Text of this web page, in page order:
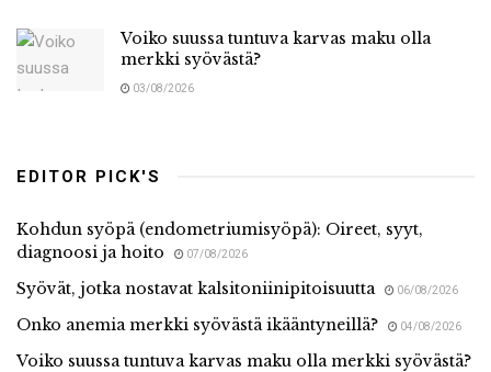
Voiko suussa tuntuva karvas maku olla
merkki syövästä?
03/08/2026
EDITOR PICK'S
Kohdun syöpä (endometriumisyöpä): Oireet, syyt,
diagnoosi ja hoito
07/08/2026
Syövät, jotka nostavat kalsitoniinipitoisuutta 06/08/2026
Onko anemia merkki syövästä ikääntyneillä? 04/08/2026
Voiko suussa tuntuva karvas maku olla merkki syövästä?